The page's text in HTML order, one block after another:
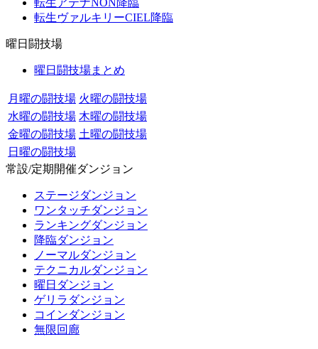
転生アテナNON降臨
転生ヴァルキリーCIEL降臨
曜日闘技場
曜日闘技場まとめ
月曜の闘技場 火曜の闘技場
水曜の闘技場 木曜の闘技場
金曜の闘技場 土曜の闘技場
日曜の闘技場
常設/定期開催ダンジョン
ステージダンジョン
ワンタッチダンジョン
ランキングダンジョン
降臨ダンジョン
ノーマルダンジョン
テクニカルダンジョン
曜日ダンジョン
ゲリラダンジョン
コインダンジョン
無限回廊